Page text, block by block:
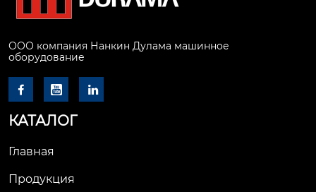
ООО компания Нанкин Дулама машинное
оборудование
  
КАТАЛОГ
Главная
Продукция